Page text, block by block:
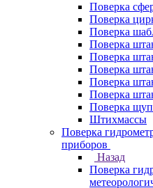
Поверка
Поверка
Поверка
Поверка
Поверка
Поверка
Поверка
Поверка
Поверка
Штихмассы
Поверка
приборов
Назад
Поверка